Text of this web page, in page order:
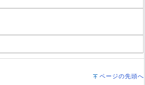
ページの先頭へ